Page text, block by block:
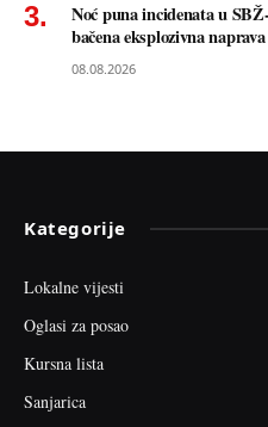
Noć puna incidenata u
bačena eksplozivna naprava
08.08.2026
Kategorije
Lokalne vijesti
Oglasi za posao
Kursna lista
Sanjarica